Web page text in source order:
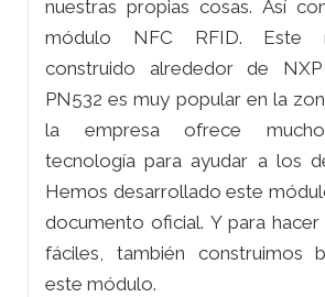
nuestras propias cosas. Así
módulo NFC RFID. Este
construido alrededor de
PN532 es muy popular en la
la empresa ofrece
tecnología para ayudar a los
Hemos desarrollado este
documento oficial. Y para
fáciles, también construimos
este módulo.